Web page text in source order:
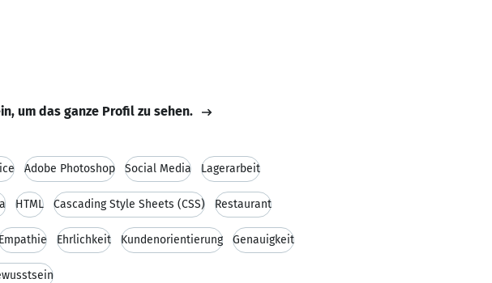
um das ganze Profil zu sehen.
Adobe Photoshop Social Media Lagerarbeit
HTML Cascading Style Sheets (CSS) Restaurant
Ehrlichkeit Kundenorientierung Genauigkeit